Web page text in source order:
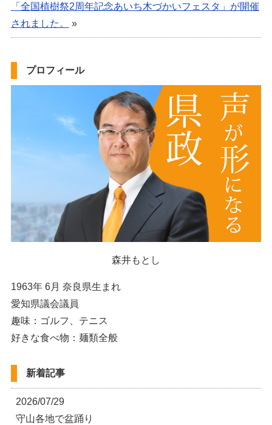
「全国植樹祭2周年記念あいち木づかいフェスタ」が開催
されました。
»
プロフィール
森井もとし
1963年 6月 奈良県生まれ
愛知県議会議員
趣味：ゴルフ、テニス
好きな食べ物：麺類全般
新着記事
2026/07/29
守山各地で盆踊り